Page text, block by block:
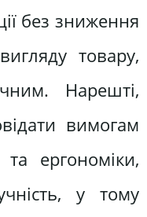
без зниження
товару,
Нарешті,
вимогам
ергономіки,
у тому